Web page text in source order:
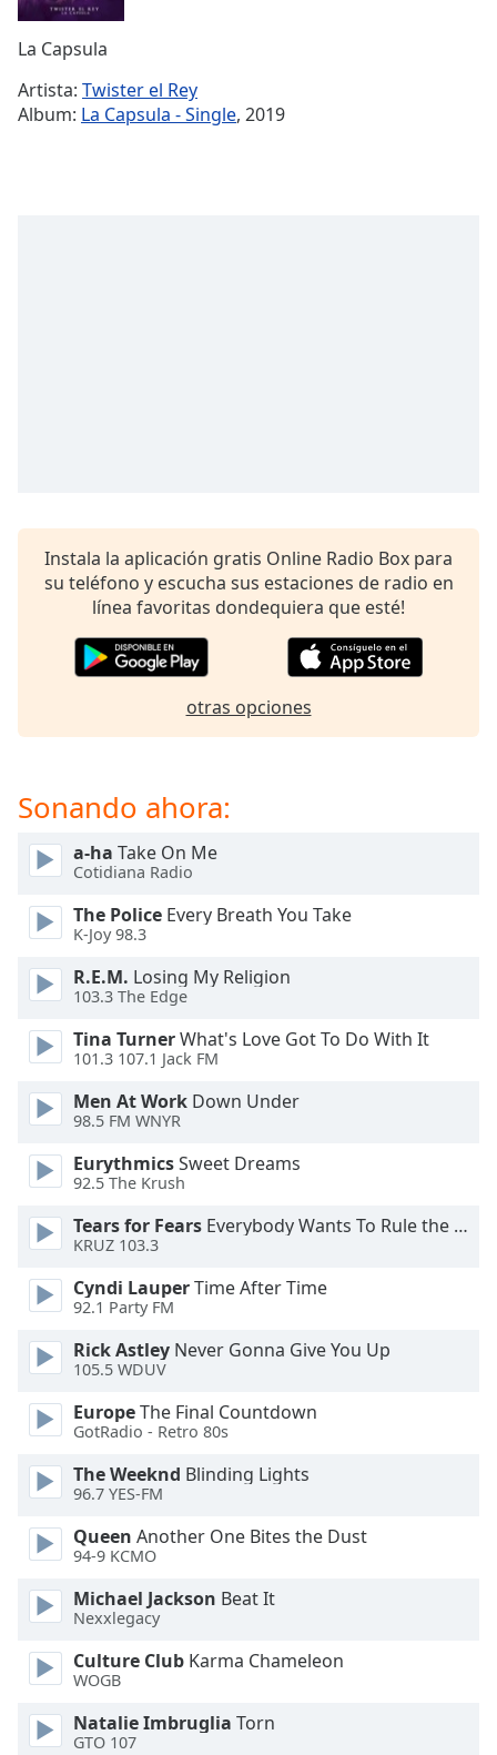
Time-
1x
settings
dialog
subtitles
selected
Fullscreen
modal
window.
Beginning
dialog
window.
cancel
and
close
window.
Text
Color
Opacity
Color
Opacity
Caption
Area
Background
Color
Opacity
La Capsula
Artista: Twister el Rey
Album: La Capsula - Single, 2019
Instala la aplicación gratis Online Radio Box para
su teléfono y escucha sus estaciones de radio en
línea favoritas dondequiera que esté!
otras opciones
Sonando ahora:
a-ha Take On Me
Cotidiana Radio
The Police Every Breath You Take
K-Joy 98.3
R.E.M. Losing My Religion
103.3 The Edge
Tina TurnerWhat's Love Got To Do With It
101.3 107.1 Jack FM
Men At Work Down Under
98.5 FM WNYR
EurythmicsSweet Dreams
92.5 The Krush
Tears for Fears Everybody Wants To Rule the World
KRUZ 103.3
Cyndi LauperTime After Time
92.1 Party FM
Rick Astley Never Gonna Give You Up
105.5 WDUV
EuropeThe Final Countdown
GotRadio - Retro 80s
The Weeknd Blinding Lights
96.7 YES-FM
Queen Another One Bites the Dust
94-9 KCMO
Michael Jackson Beat It
Nexxlegacy
Culture Club Karma Chameleon
WOGB
Natalie Imbruglia Torn
GTO 107